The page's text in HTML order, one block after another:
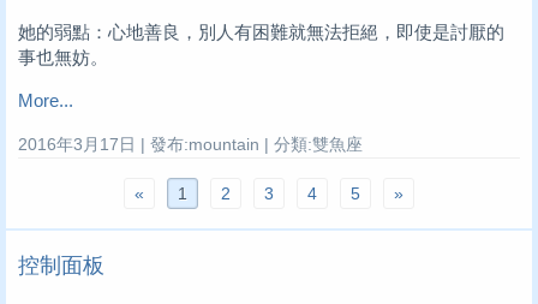
她的弱點：心地善良，別人有困難就無法拒絕，即使是討厭的
事也無妨。
More...
2016年3月17日 | 發布:mountain | 分類:雙魚座
« 1 2 3 4 5 »
控制面板